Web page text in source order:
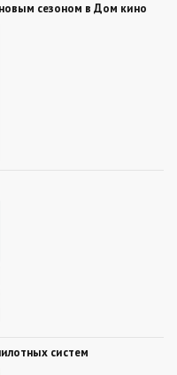
сезоном в Дом кино
систем